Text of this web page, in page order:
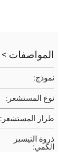
المواصفات >
نموذج:
نوع المستشعر:
طراز المستشعر:
ذروة التيسير
الكمي: